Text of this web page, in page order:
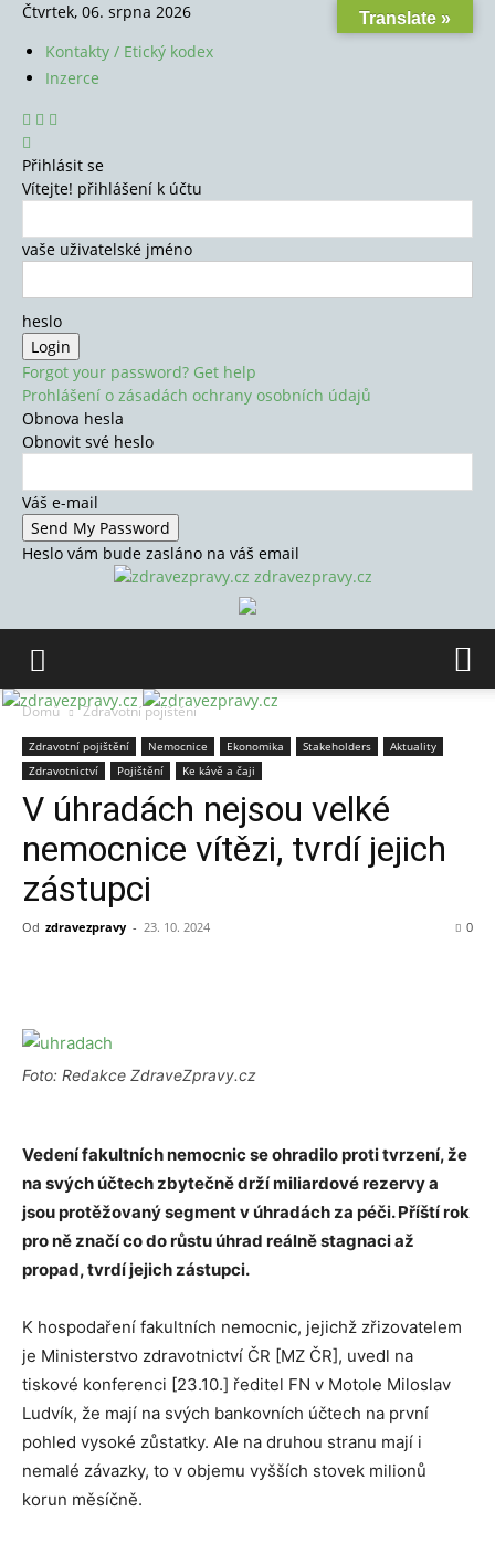
Čtvrtek, 06. srpna 2026
Kontakty / Etický kodex
Inzerce
Přihlásit se
Vítejte! přihlášení k účtu
vaše uživatelské jméno
heslo
Forgot your password? Get help
Prohlášení o zásadách ochrany osobních údajů
Obnova hesla
Obnovit své heslo
Váš e-mail
Heslo vám bude zasláno na váš email
zdravezpravy.cz
Domů Zdravotní pojištění
Zdravotní pojištění Nemocnice Ekonomika Stakeholders
Aktuality
Zdravotnictví
Pojištění Ke kávě a čaji
V úhradách nejsou velké
nemocnice vítězi, tvrdí jejich
zástupci
Od zdravezpravy - 23. 10. 2024 0
Foto: Redakce ZdraveZpravy.cz
Vedení fakultních nemocnic se ohradilo proti tvrzení, že
na svých účtech zbytečně drží miliardové rezervy a
jsou protěžovaný segment v úhradách za péči. Příští rok
pro ně značí co do růstu úhrad reálně stagnaci až
propad, tvrdí jejich zástupci.
K hospodaření fakultních nemocnic, jejichž zřizovatelem
je Ministerstvo zdravotnictví ČR [MZ ČR], uvedl na
tiskové konferenci [23.10.] ředitel FN v Motole Miloslav
Ludvík, že mají na svých bankovních účtech na první
pohled vysoké zůstatky. Ale na druhou stranu mají i
nemalé závazky, to v objemu vyšších stovek milionů
korun měsíčně.
Translate »